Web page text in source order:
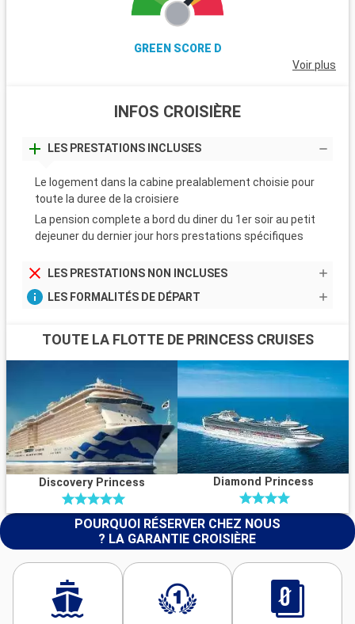
GREEN SCORE D
Voir plus
INFOS CROISIÈRE
LES PRESTATIONS INCLUSES
Le logement dans la cabine prealablement choisie pour
toute la duree de la croisiere
La pension complete a bord du diner du 1er soir au petit
dejeuner du dernier jour hors prestations spécifiques
LES PRESTATIONS NON INCLUSES
LES FORMALITÉS DE DÉPART
TOUTE LA FLOTTE DE PRINCESS CRUISES
Discovery Princess Diamond Princess
POURQUOI RÉSERVER CHEZ NOUS
? LA GARANTIE CROISIÈRE